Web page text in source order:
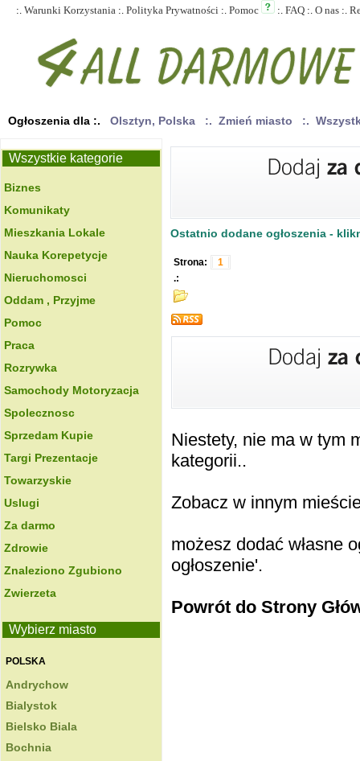
:. Warunki Korzystania :. Polityka Prywatności :. Pomoc :. FAQ :. O nas :.
Ogłoszenia dla :. Olsztyn, Polska :. Zmień miasto :.
Wszystkie kategorie
Biznes
Komunikaty
Mieszkania Lokale
Nauka Korepetycje
Nieruchomosci
Oddam , Przyjme
Pomoc
Praca
Rozrywka
Samochody Motoryzacja
Spolecznosc
Sprzedam Kupie
Targi Prezentacje
Towarzyskie
Uslugi
Za darmo
Zdrowie
Znaleziono Zgubiono
Zwierzeta
Wybierz miasto
POLSKA
Andrychow
Bialystok
Bielsko Biala
Bochnia
Ostatnio dodane ogłoszenia -
Strona:
1
.:
Niestety, nie ma w tym
kategorii..
Zobacz w innym
możesz dodać własne
ogłoszenie'.
Powrót do Strony